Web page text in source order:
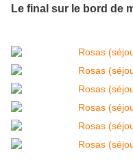
Le final sur le bord de